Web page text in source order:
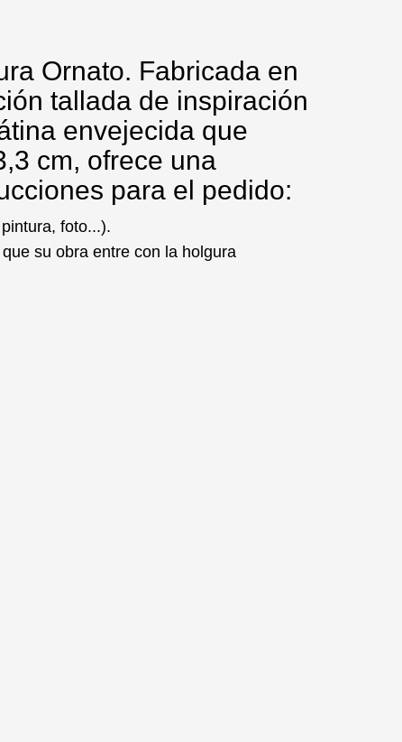
Ornato. Fabricada en
tallada de inspiración
envejecida que
cm, ofrece una
para el pedido:
foto...).
su obra entre con la holgura